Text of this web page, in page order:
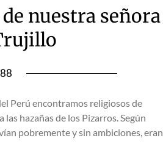
nuestra señora
Perú encontramos religiosos de
hazañas de los Pizarros. Según
pobremente y sin ambiciones, eran